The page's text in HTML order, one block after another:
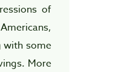
of
with some
More